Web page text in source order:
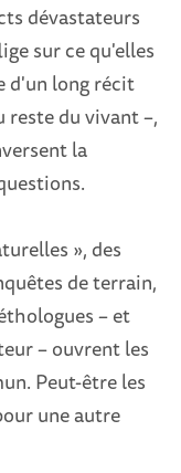
dévastateurs
sur ce qu'elles
d'un long récit
reste du vivant –,
la
», des
de terrain,
– et
– ouvrent les
Peut-être les
une autre